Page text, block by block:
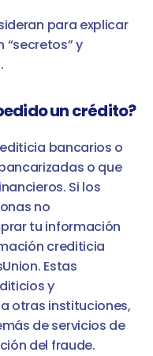
para explicar
y
un crédito?
bancarios o
o que
Si los
no
tu información
crediticia
Estas
y
otras instituciones,
de servicios de
del fraude.